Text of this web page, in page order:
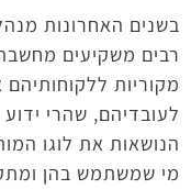
בשנים האחרונות
רבים משקיעים
מקוריות ללקוחותיהם
לעובדיהם, שהרי
הנושאות את לוגו
מי שמשתמש בהן